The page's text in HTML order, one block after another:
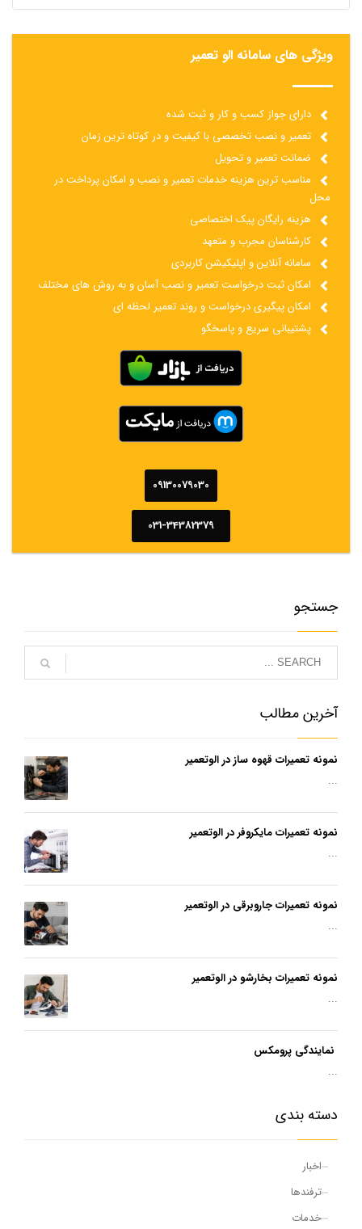
ویژگی های سامانه الو تعمیر
دارای جواز کسب و کار و ثبت شده
تعمیر و نصب تخصصی با کیفیت و در کوتاه ترین زمان
ضمانت تعمیر و تحویل
مناسب ترین هزینه خدمات تعمیر و نصب و امکان پرداخت در
محل
هزینه رایگان پیک اختصاصی
کارشناسان مجرب و متعهد
سامانه آنلاین و اپلیکیشن کاربردی
امکان ثبت درخواست تعمیر و نصب آسان و به روش های مختلف
امکان پیگیری درخواست و روند تعمیر لحظه ای
پشتیبانی سریع و پاسخگو
09130079030
031-34382379
جستجو
آخرین مطالب
نمونه تعمیرات قهوه ساز در الوتعمیر
...
نمونه تعمیرات مایکروفر در الوتعمیر
...
نمونه تعمیرات جاروبرقی در الوتعمیر
...
نمونه تعمیرات بخارشو در الوتعمیر
...
نمایندگی پرومکس
...
دسته بندی
اخبار
ترفندها
خدمات